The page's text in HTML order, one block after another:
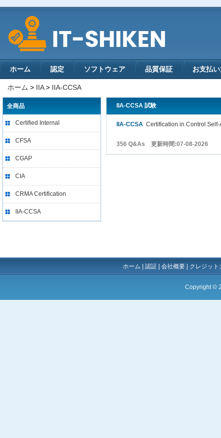
ホーム 認定 ソフトウェア 品質保証 お支払
ホーム > IIA> IIA-CCSA
全商品
Certified Internal
CFSA
CGAP
CIA
CRMA Certification
IIA-CCSA
IIA-CCSA 試験
IIA-CCSA Certification in Control Self-
356 Q&As 更新時間:07-08-2026
ホーム 認証 会社概要 クレジッ
Copyright ©